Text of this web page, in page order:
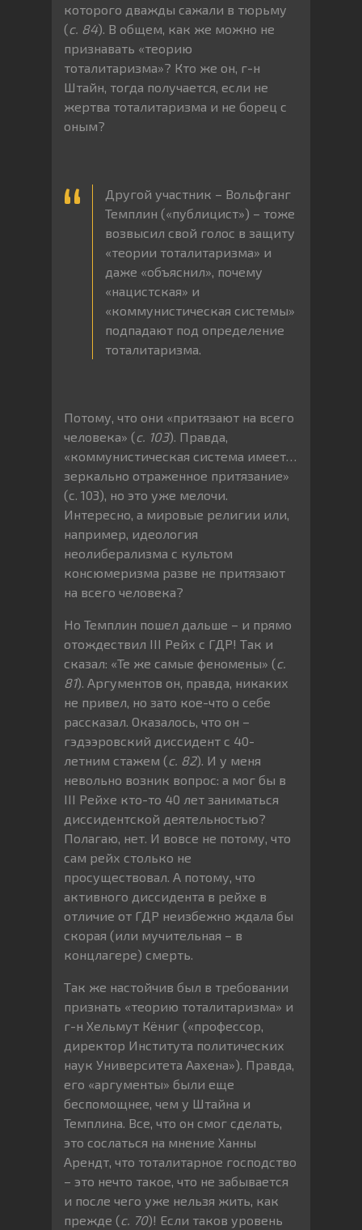
которого дважды сажали в тюрьму
(с. 84). В общем, как же можно не
признавать «теорию
тоталитаризма»? Кто же он, г-н
Штайн, тогда получается, если не
жертва тоталитаризма и не борец с
оным?
Другой участник – Вольфганг
Темплин («публицист») – тоже
возвысил свой голос в защиту
«теории тоталитаризма» и
даже «объяснил», почему
«нацистская» и
«коммунистическая системы»
подпадают под определение
тоталитаризма.
Потому, что они «притязают на всего
человека» (с. 103). Правда,
«коммунистическая система имеет…
зеркально отраженное притязание»
(с. 103), но это уже мелочи.
Интересно, а мировые религии или,
например, идеология
неолиберализма с культом
консюмеризма разве не притязают
на всего человека?
Но Темплин пошел дальше – и прямо
отождествил III Рейх с ГДР! Так и
сказал: «Те же самые феномены» (с.
81). Аргументов он, правда, никаких
не привел, но зато кое-что о себе
рассказал. Оказалось, что он –
гэдээровский диссидент с 40-
летним стажем (с. 82). И у меня
невольно возник вопрос: а мог бы в
III Рейхе кто-то 40 лет заниматься
диссидентской деятельностью?
Полагаю, нет. И вовсе не потому, что
сам рейх столько не
просуществовал. А потому, что
активного диссидента в рейхе в
отличие от ГДР неизбежно ждала бы
скорая (или мучительная – в
концлагере) смерть.
Так же настойчив был в требовании
признать «теорию тоталитаризма» и
г-н Хельмут Кёниг («профессор,
директор Института политических
наук Университета Аахена»). Правда,
его «аргументы» были еще
беспомощнее, чем у Штайна и
Темплина. Все, что он смог сделать,
это сослаться на мнение Ханны
Арендт, что тоталитарное господство
– это нечто такое, что не забывается
и после чего уже нельзя жить, как
прежде (с. 70)! Если таков уровень